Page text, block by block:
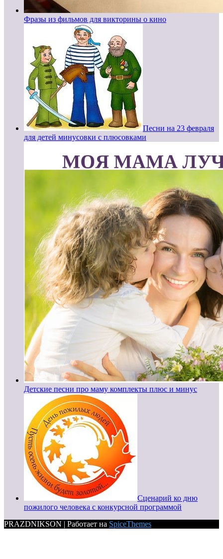
Фразы из фильмов для викторины о кино
Песни на 23 февраля
для детей минусовки с плюсовками
Детские песни про маму комплекты плюс и минус
Сценарий ко дню
пожилого человека с конкурсной программой
PRAZDNIKSON | Работает на SpiceThemes